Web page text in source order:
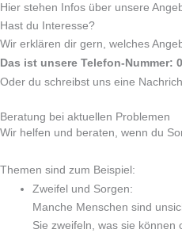
Hier stehen Infos über unsere
Hast du Interesse?
Wir erklären dir gern, welches
Das ist unsere Telefon-Nummer:
Oder du schreibst uns eine
Beratung bei aktuellen Problemen
Wir helfen und beraten, wenn du
Themen sind zum Beispiel:
Zweifel und Sorgen:
Manche Menschen sind
Sie zweifeln, was sie können